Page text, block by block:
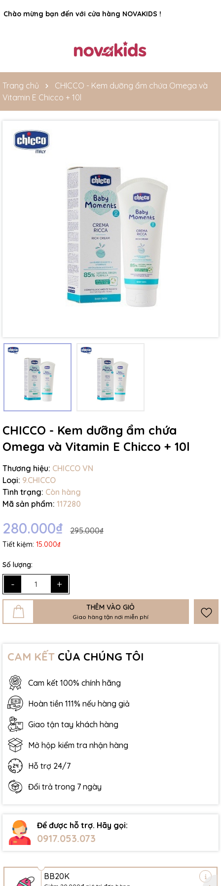
Rất nhiều ưu đãi và chương trình khuyến mãi đang chờ đợi
bạn
Trang chủ
CHICCO - Kem dưỡng ẩm chứa Omega và
Vitamin E Chicco + 10l
CHICCO - Kem dưỡng ẩm chứa
Omega và Vitamin E Chicco + 10l
Thương hiệu: CHICCO VN
Loại: 9.CHICCO
Tình trạng: Còn hàng
Mã sản phẩm: 117280
280.000₫ 295.000₫
Tiết kiệm: 15.000₫
Số lượng:
- +
THÊM VÀO GIỎ
Giao hàng tận nơi miễn phí
CAM KẾT CỦA CHÚNG TÔI
Cam kết 100% chính hãng
Hoàn tiền 111% nếu hàng giả
Giao tận tay khách hàng
Mở hộp kiểm tra nhận hàng
Hỗ trợ 24/7
Đổi trả trong 7 ngày
Để được hỗ trợ. Hãy gọi:
0917.053.073
BB20K